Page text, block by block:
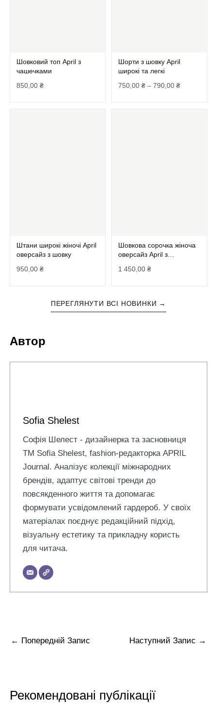
Шовковий топ April з
чашечками
850,00 ₴
Шорти з шовку April
широкі та легкі
750,00₴ – 790,00₴
Штани широкі жіночі April
оверсайз з шовку
950,00 ₴
Шовкова сорочка жіноча
оверсайз April з
1 450,00₴
ПЕРЕГЛЯНУТИ ВСІ НОВИНКИ →
Автор
Sofia Shelest
Софія Шелест - дизайнерка та засновниця
ТМ Sofia Shelest, fashion-редакторка APRIL
Journal. Аналізує колекції міжнародних
брендів, адаптує світові тренди до
повсякденного життя та допомагає
формувати усвідомлений гардероб. У своїх
матеріалах поєднує редакційний підхід,
візуальну естетику та прикладну користь
для читача.
← Попередній Запис Наступний Запис →
Рекомендовані публікації